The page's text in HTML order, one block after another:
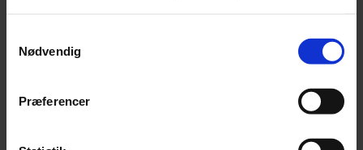
Nødvendig
Præferencer
Whesco Nature, er kendetegnet ved en 100% naturlig godbid til din
Whesco Nature findes i mange forskellige varianter og kommer fra
Whesco Nature er kendetegnet for kvalitet og 100% naturligt.